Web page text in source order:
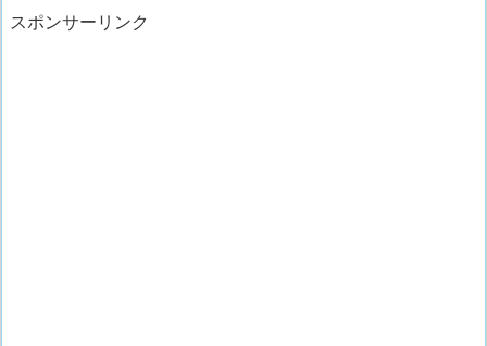
スポンサーリンク